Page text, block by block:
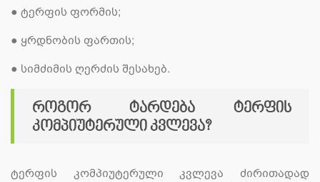
● ტერფის ფორმის;
● ყრდნობის ფართის;
● სიმძიმის ღერძის შესახებ.
როგორ ტარდება ტერფის
კომპიუტერული კვლევა?
ტერფის კომპიუტერული კვლევა ძირითადად